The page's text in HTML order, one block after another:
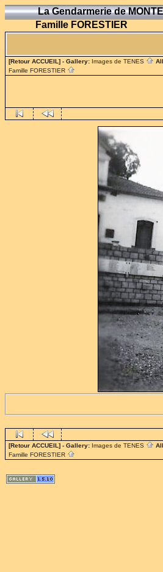
La Gendarmerie de
Famille FORESTIER
[Retour ACCUEIL] - Gallery: Images de TENES
Famille FORESTIER
[Retour ACCUEIL] - Gallery: Images de TENES
Famille FORESTIER